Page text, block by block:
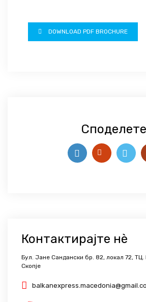
DOWNLOAD PDF BROCHURE
Споделете
Контактирајте нѐ
Бул. Јане Сандански бр. 82, локал 72,
Скопје